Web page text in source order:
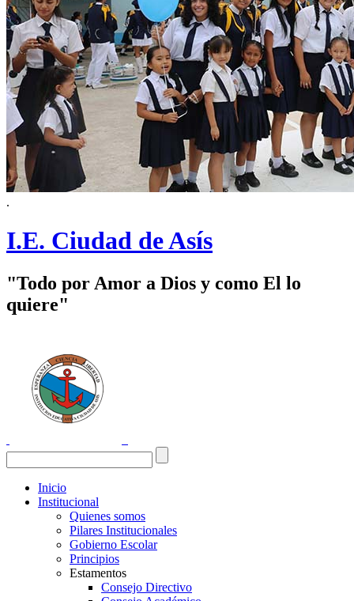
.
I.E. Ciudad de Asís
"Todo por Amor a Dios y como El lo
quiere"
Inicio
Institucional
Quienes somos
Pilares Institucionales
Gobierno Escolar
Principios
Estamentos
Consejo Directivo